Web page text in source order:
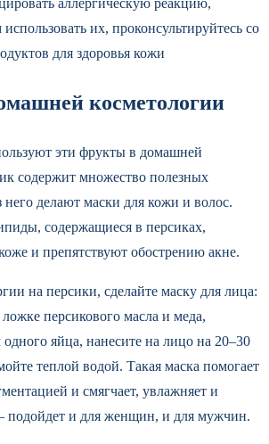
аллергическую реакцию,
их, проконсультируйтесь со
для здоровья кожи
косметологии
эти фрукты в домашней
содержит множество полезных
него делают маски для кожи и волос.
содержащиеся в персиках,
и препятствуют обострению акне.
на персики, сделайте маску для лица:
персикового масла и меда,
яйца, нанесите на лицо на 20–30
теплой водой. Такая маска помогает
и смягчает, увлажняет и
подойдет и для женщин, и для мужчин.